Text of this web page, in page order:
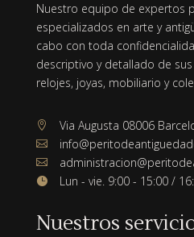
Nuestro equipo de expertos
especializados en arte y
cabo con toda
descriptivo y detallado de
relojes, joyas, mobiliario y
 Via Augusta 08006


 Lun - vie. 9:00 - 15:00 /
Nuestros